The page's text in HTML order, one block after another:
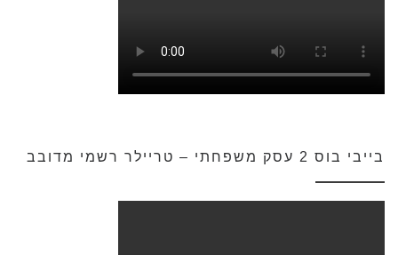
בייבי בוס 2 עסק משפחתי – טריילר רשמי מדובב